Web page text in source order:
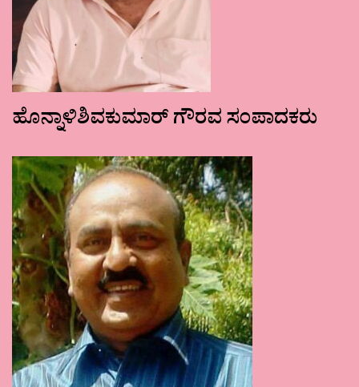
ಹೊನ್ನಾಳಿಶಿವಕುಮಾರ್ ಗೌರವ ಸಂಪಾದಕರು